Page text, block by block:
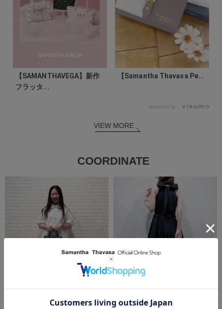
【SAMANTHAVEGA】新作
フラッタ...
【Samantha Thavasa Pe...
powered by
VIEW MORE
COORDINATE